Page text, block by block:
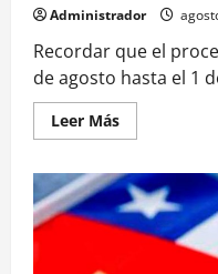
Administrador
Recordar que el
de agosto hasta el 1
Leer MásLeer
más
SAE
2024
inicia
este
viernes